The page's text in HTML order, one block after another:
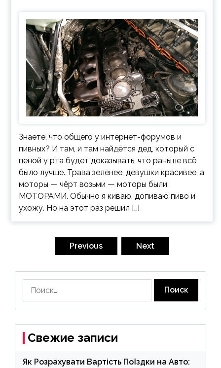
Знаете, что общего у интернет-форумов и
пивных? И там, и там найдётся дед, который с
пеной у рта будет доказывать, что раньше всё
было лучше. Трава зеленее, девушки красивее, а
моторы — чёрт возьми — моторы были
МОТОРАМИ. Обычно я киваю, допиваю пиво и
ухожу. Но на этот раз решил […]
Previous Next
Свежие записи
Як Розрахувати Вартість Поїздки на Авто: